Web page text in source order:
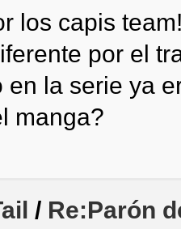
los capis
por el
en la serie ya
manga?
/ Re:Parón